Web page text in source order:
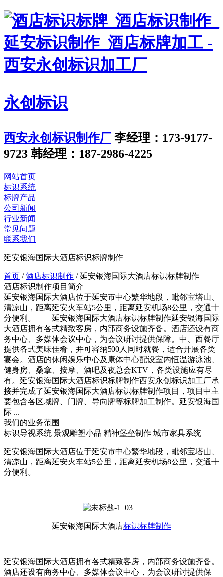
永创标识
西安永创标识制作厂 李经理：173-9177-
9723 韩经理：187-2986-4225
网站首页
标识系统
标牌产品
公司新闻
行业新闻
常见问题
联系我们
延安银海国际大酒店标识标牌制作
首页 / 酒店标识制作 /延安银海国际大酒店标识标牌制作
酒店标识制作项目简介
延安银海国际大酒店位于延安市中心繁华地段，毗邻宝塔山、
清凉山，距离延安火车站5公里，距离延安机场8公里，交通十
分便利。 延安银海国际大酒店标识标牌制作延安银海国际
大酒店拥有各式精致客房，内部商务设施齐备。酒店还设有商
务中心、多媒体会议中心，为会议研讨提供保障。中、西餐厅
提供各式美味佳肴，并可容纳500人同时就餐，适合开展各类
宴会。酒店的休闲娱乐中心及康体中心配设室内恒温游泳池、
健身房、桑拿、按摩、酒吧及夜总会KTV，各类设施应有尽
有。延安银海国际大酒店标识标牌制作西安永创标识加工厂承
接并完成了延安银海国际大酒店标识标牌制作项目，项目中主
要包含各区域牌、门牌、导向牌等标牌加工制作。延安银海国
际 ...
我们的业务范围
标识导视系统 景观雕塑小品 精神堡垒制作 城市家具系统
延安银海国际大酒店位于延安市中心繁华地段，毗邻宝塔山、
清凉山，距离延安火车站5公里，距离延安机场8公里，交通十
分便利。
延安银海国际大酒店标识标牌制作
延安银海国际大酒店拥有各式精致客房，内部商务设施齐备。
酒店还设有商务中心、多媒体会议中心，为会议研讨提供保